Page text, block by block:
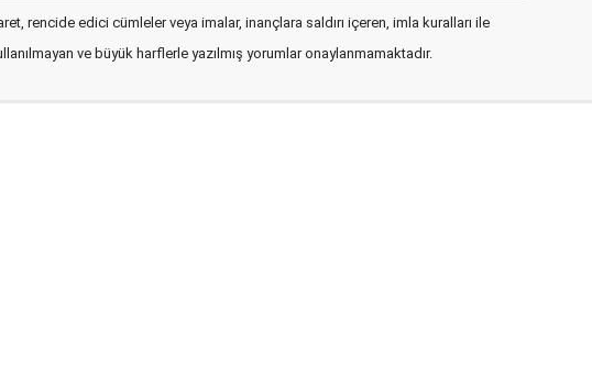
rencide edici cümleler veya imalar, inançlara saldırı içeren, imla kuralları ile
ve büyük harflerle yazılmış yorumlar onaylanmamaktadır.